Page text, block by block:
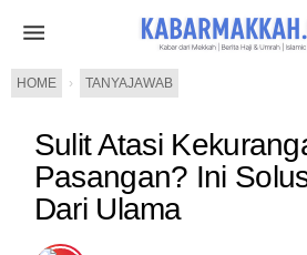
HOME › TANYAJAWAB
Sulit Atasi
Pasangan? Ini
Dari Ulama